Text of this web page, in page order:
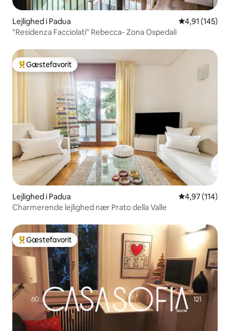
Lejlighed i Padua 4,91 ud af 5 i
4,91 (145)
"Residenza Facciolati" Rebecca- Zona Ospedali
Bedste gæstefavorit
Gæstefavorit
Lejlighed i Padua 4,97 ud af 5 i
4,97 (114)
Charmerende lejlighed nær Prato della Valle
Bedste gæstefavorit
Gæstefavorit